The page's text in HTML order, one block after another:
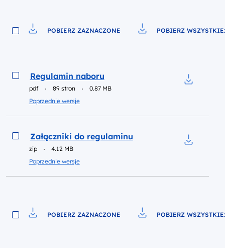
POBIERZ ZAZNACZONE POBIERZ
Podgląd
Regulamin naboru
pdf 89 stron
0.87 MB
Poprzednie wersje
Podgląd
Załączniki do regulaminu
zip
4.12 MB
Poprzednie wersje
POBIERZ ZAZNACZONE POBIERZ